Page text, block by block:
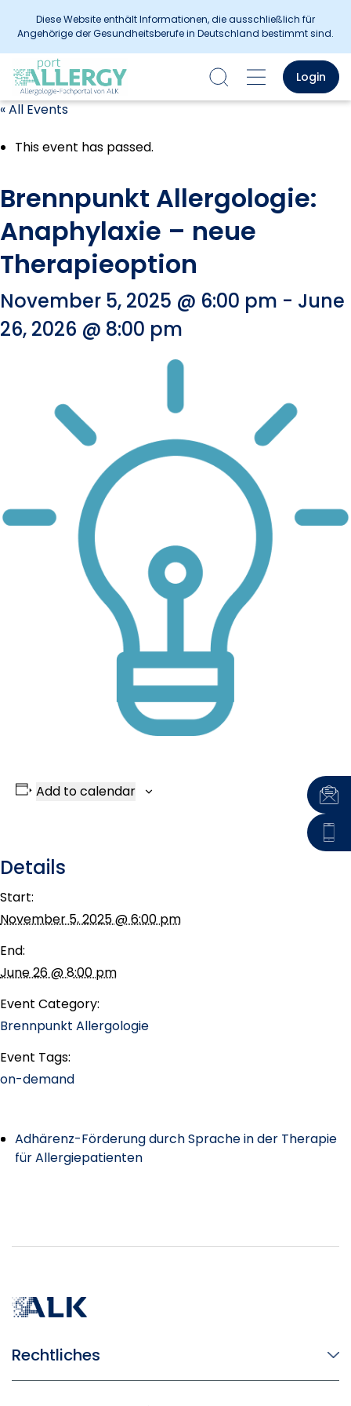
Diese Website enthält Informationen, die ausschließlich für
Angehörige der Gesundheitsberufe in Deutschland bestimmt sind.
Login
« All Events
This event has passed.
Brennpunkt Allergologie:
Anaphylaxie – neue
Therapieoption
November 5, 2025 @ 6:00 pm - June
26, 2026 @ 8:00 pm
Add to calendar
Details
Start:
November 5, 2025 @ 6:00 pm
End:
June 26 @ 8:00 pm
Event Category:
Brennpunkt Allergologie
Event Tags:
on-demand
Adhärenz-Förderung durch Sprache in der Therapie
für Allergiepatienten
Rechtliches